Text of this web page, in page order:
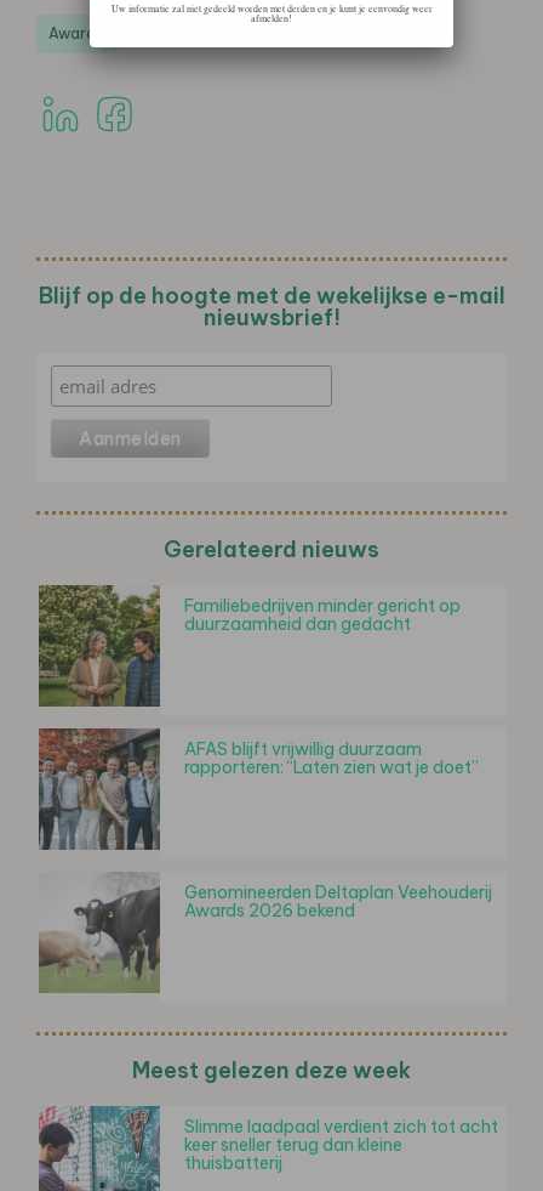
Awards
Blijf op de hoogte met de wekelijkse e-mail
nieuwsbrief!
Gerelateerd nieuws
Familiebedrijven minder gericht op
duurzaamheid dan gedacht
AFAS blijft vrijwillig duurzaam
rapporteren: “Laten zien wat je doet”
Genomineerden Deltaplan Veehouderij
Awards 2026 bekend
Meest gelezen deze week
Slimme laadpaal verdient zich tot acht
keer sneller terug dan kleine
thuisbatterij
Uw informatie zal niet gedeeld worden met derden en je kunt je eenvoudig weer
afmelden!